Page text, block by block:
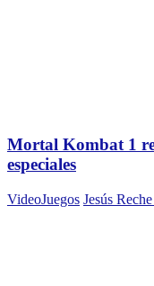
Mortal Kombat 1
especiales
VideoJuegos Jesús